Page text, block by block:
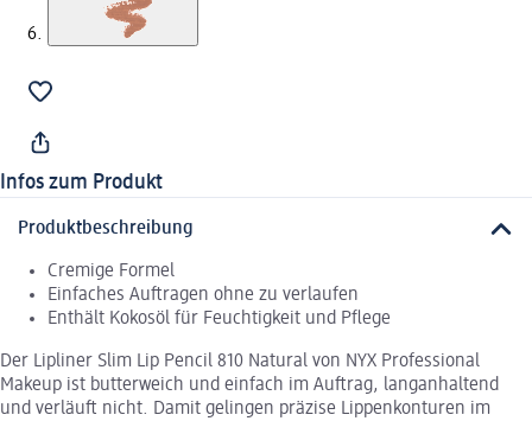
Infos zum Produkt
Produktbeschreibung
Cremige Formel
Einfaches Auftragen ohne zu verlaufen
Enthält Kokosöl für Feuchtigkeit und Pflege
Der Lipliner Slim Lip Pencil 810 Natural von NYX Professional
Makeup ist butterweich und einfach im Auftrag, langanhaltend
und verläuft nicht. Damit gelingen präzise Lippenkonturen im